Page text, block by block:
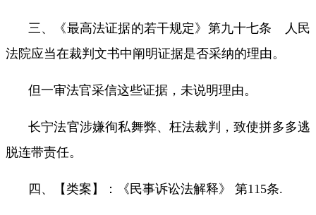
三、
《最高法证据的若干规定》第九十七条 人民
法院应当在裁判文书中阐明证据是否采纳的理由。
但一审法官采信这些证据，未说明理由。
长宁法官涉嫌徇私舞弊、枉法裁判，致使拼多多逃
脱连带责任。
四、【类案】：《民事诉讼法解释》 第115条.